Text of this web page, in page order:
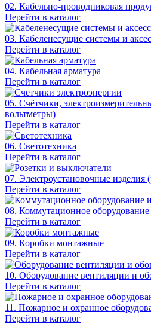
02. Кабельно-проводниковая
Перейти в каталог
03. Кабеленесущие системы и
Перейти в каталог
04. Кабельная арматура
Перейти в каталог
05. Счётчики,
вольтметры)
Перейти в каталог
06. Светотехника
Перейти в каталог
07. Электроустановочные изделия
Перейти в каталог
08. Коммутационное оборудование
Перейти в каталог
09. Коробки монтажные
Перейти в каталог
10. Оборудование вентиляции и
Перейти в каталог
11. Пожарное и охранное
Перейти в каталог